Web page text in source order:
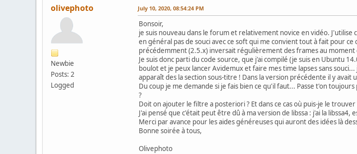
olivephoto
Newbie
Posts: 2
Logged
July 10, 2020, 08:54:24 PM
Bonsoir,
je suis nouveau dans le forum et relativement novice en vidéo.
en général pas de souci avec ce soft qui me convient tout à fait pour
précédemment (2.5.x) inversait régulièrement des frames au
Je suis donc parti du code source, que j'ai compilé (je suis en Ubuntu
boulot et je peux lancer Avidemux et faire mes time lapses sans
apparaît des la section sous-titre ! Dans la version précédente il y avait
Du coup je me demande si je fais bien ce qu'il faut... Passe t'on
?
Doit on ajouter le filtre a posteriori ? Et dans ce cas où puis-je le trouver
J'ai pensé que c'était peut être dû à ma version de libssa : j'ai la libssa4,
Merci par avance pour les aides généreuses qui auront des idées là
Bonne soirée à tous,
Olivephoto